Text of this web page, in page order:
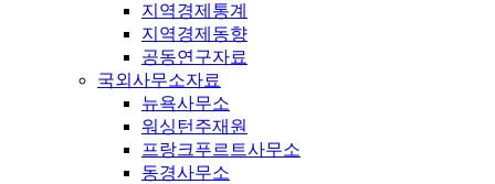
지역경제통계
지역경제동향
공동연구자료
국외사무소자료
뉴욕사무소
워싱턴주재원
프랑크푸르트사무소
동경사무소